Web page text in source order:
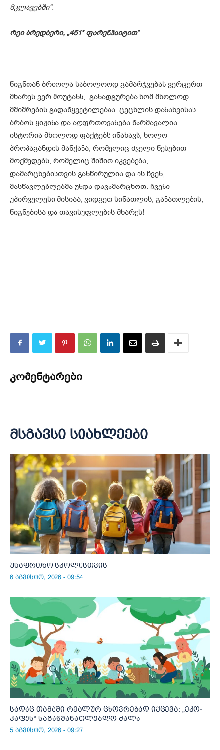
მკლავებში“.
რეი ბრედბერი, „451° ფარენჰაიტით“
წიგნთან ბრძოლა საბოლოოდ გამარჯვებას ვერცერთ
მხარეს ვერ მოუტანს, განადგურება ხომ მხოლოდ
მშიშრების გადაწყვეტილებაა. ცეცხლის დანახვისას
ბრბოს ყიჟინა და აღფრთოვანება წარმავალია.
ისტორია მხოლოდ ფაქტებს ინახავს, ხოლო
პროპაგანდის მანქანა, რომელიც ძველი წესებით
მოქმედებს, რომელიც შიშით იკვებება,
დამარცხებისთვის განწირულია და ის ჩვენ,
მასწავლებლებმა უნდა დავამარცხოთ. ჩვენი
უპირველესი მისიაა, ვიდგეთ სინათლის, განათლების,
წიგნებისა და თავისუფლების მხარეს!
კომენტარები
მსგავსი სიახლეები
უსაფრთხო სკოლისთვის
6 აგვისტო, 2026 - 09:54
სადაც თამაში რეალურ ცხოვრებად იქცევა: „ეკო-
კაფეს“ საგანმანათლებლო ძალა
5 აგვისტო, 2026 - 09:27